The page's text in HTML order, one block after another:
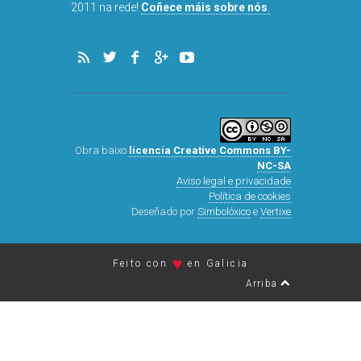
2011 na rede! Coñece máis sobre nós.
Obra baixo licencia Creative Commons BY-
NC-SA
Aviso legal e privacidade
Política de cookies
Deseñado por Simbolóxicoe Vertixe
Feito con ♥ en Galicia
Arriba